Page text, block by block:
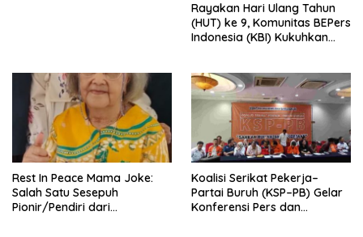
Rayakan Hari Ulang Tahun
(HUT) ke 9, Komunitas BEPers
Indonesia (KBI) Kukuhkan
Tema: “Penguatan dan
Pengembangan Organisasi
KBI yang Berbasis Riset di
seluruh Indonesia dan
Mancanegara”.
Rest In Peace Mama Joke:
Salah Satu Sesepuh
Pionir/Pendiri dari
Koalisi Serikat Pekerja–
Partai Buruh (KSP–PB) Gelar
Konferensi Pers dan